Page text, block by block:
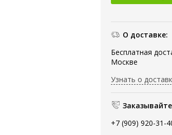
О доставке:
Бесплатная
Москве
Узнать о
+7 (909) 920-31-